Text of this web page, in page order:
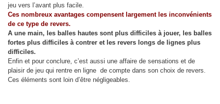
jeu vers l’avant plus facile.
Ces nombreux avantages compensent largement les inconvénients
de ce type de revers.
A une main, les balles hautes sont plus difficiles à jouer, les balles
fortes plus difficiles à contrer et les revers longs de lignes plus
difficiles.
Enfin et pour conclure, c’est aussi une affaire de sensations et de
plaisir de jeu qui rentre en ligne de compte dans son choix de revers.
Ces éléments sont loin d’être négligeables.